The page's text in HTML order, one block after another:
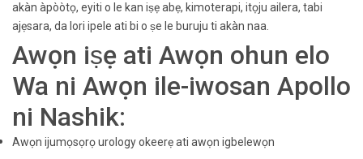
akàn àpòòtọ, eyiti o le kan iṣẹ abẹ, kimoterapi, itọju ailera, tabi
ajẹsara, da lori ipele ati bi o ṣe le buruju ti akàn naa.
Awọn iṣẹ ati Awọn ohun elo
Wa ni Awọn ile-iwosan Apollo
ni Nashik:
Awọn ijumọsọrọ urology okeerẹ ati awọn igbelewọn